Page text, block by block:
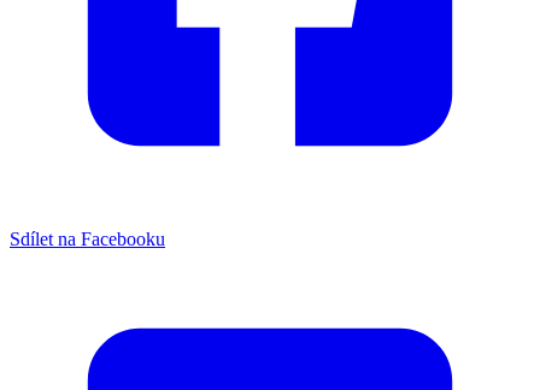
Sdílet na Facebooku